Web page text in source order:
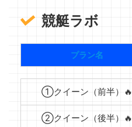
競艇ラボ
プラン名
①クイーン（前半）🔥
②クイーン（後半）🔥